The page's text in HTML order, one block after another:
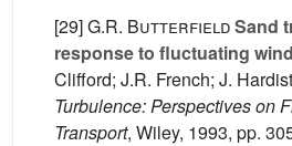
[29]G.R. ButterfieldSand
response to fluctuating
Clifford; J.R. French; J.
Turbulence: Perspectives on
Transport, Wiley, 1993, pp.